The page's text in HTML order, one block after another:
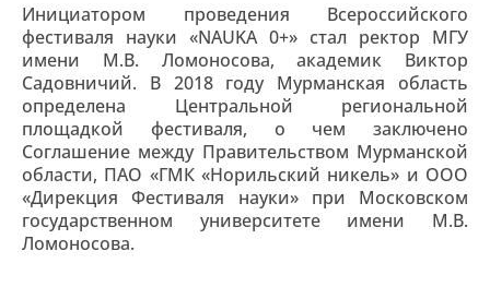
Инициатором проведения Всероссийского
фестиваля науки «NAUKA 0+» стал ректор МГУ
имени М.В. Ломоносова, академик Виктор
Садовничий. В 2018 году Мурманская область
определена Центральной региональной
площадкой фестиваля, о чем заключено
Соглашение между Правительством Мурманской
области, ПАО «ГМК «Норильский никель» и ООО
«Дирекция Фестиваля науки» при Московском
государственном университете имени М.В.
Ломоносова.